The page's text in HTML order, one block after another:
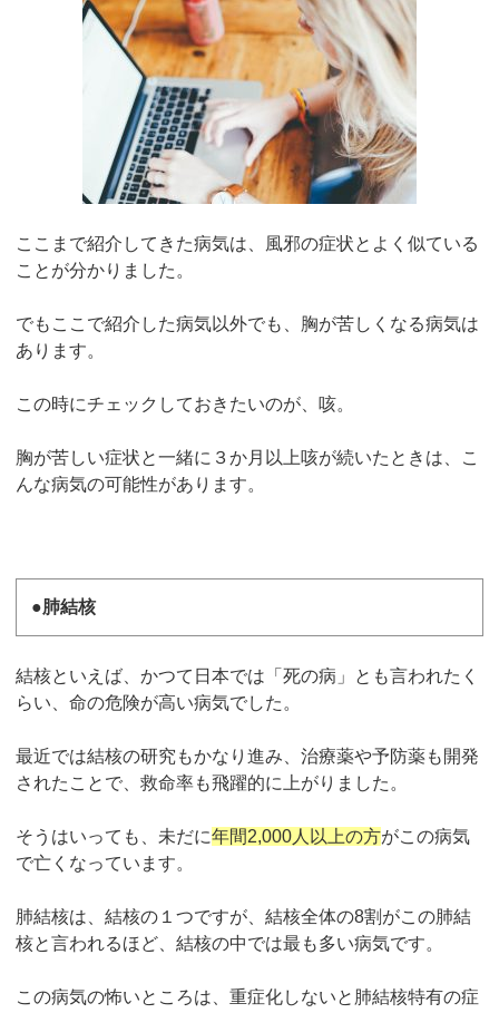
ここまで紹介してきた病気は、風邪の症状とよく似ている
ことが分かりました。
でもここで紹介した病気以外でも、胸が苦しくなる病気は
あります。
この時にチェックしておきたいのが、咳。
胸が苦しい症状と一緒に３か月以上咳が続いたときは、こ
んな病気の可能性があります。
●肺結核
結核といえば、かつて日本では「死の病」とも言われたく
らい、命の危険が高い病気でした。
最近では結核の研究もかなり進み、治療薬や予防薬も開発
されたことで、救命率も飛躍的に上がりました。
そうはいっても、未だに年間2,000人以上の方がこの病気
で亡くなっています。
肺結核は、結核の１つですが、結核全体の8割がこの肺結
核と言われるほど、結核の中では最も多い病気です。
この病気の怖いところは、重症化しないと肺結核特有の症